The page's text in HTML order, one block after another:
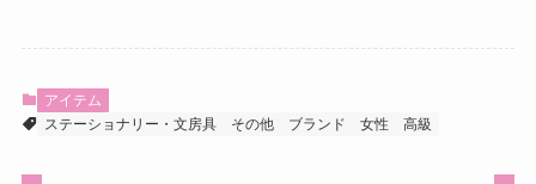
アイテム
ステーショナリー・文房具
その他 ブランド 女性 高級